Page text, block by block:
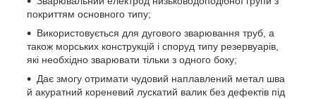
покриттям основного типу;
Використовується для дугового зварювання труб, а
також морських конструкцій і споруд типу резервуарів,
які необхідно зварювати тільки з одного боку;
Дає змогу отримати чудовий наплавлений метал шва
й акуратний кореневий лускатий валик без дефектів під